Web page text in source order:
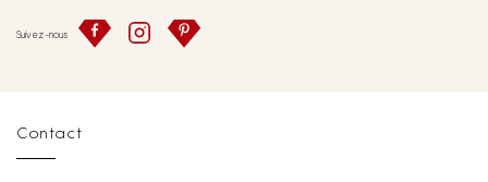
Suivez-nous
Contact